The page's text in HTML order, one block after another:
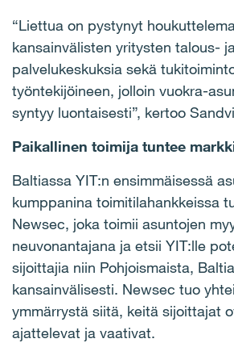
“Liettua on pystynyt
kansainvälisten yritysten talous-
palvelukeskuksia sekä
työntekijöineen, jolloin vuokra-
syntyy luontaisesti”, kertoo
Paikallinen toimija tuntee
Baltiassa YIT:n ensimmäisessä
kumppanina toimitilahankkeissa
Newsec, joka toimii asuntojen
neuvonantajana ja etsii YIT:lle
sijoittajia niin Pohjoismaista,
kansainvälisesti. Newsec tuo
ymmärrystä siitä, keitä sijoittajat
ajattelevat ja vaativat.